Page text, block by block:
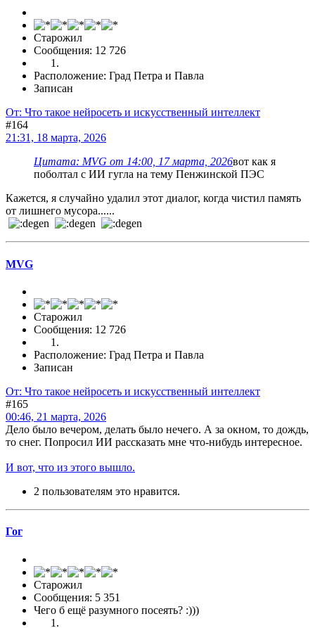
Старожил
Сообщения: 12 726
Расположение: Град Петра и Павла
Записан
От: Что такое нейросеть и искусственный интеллект
#164
21:31, 18 марта, 2026
Цитата: MVG от 14:00, 17 марта, 2026вот как я
поболтал с ИИ гугла на тему Пенжинской ПЭС
Кажется, я случайно удалил этот диалог, когда чистил память
от лишнего мусора......
MVG
Старожил
Сообщения: 12 726
Расположение: Град Петра и Павла
Записан
От: Что такое нейросеть и искусственный интеллект
#165
00:46, 21 марта, 2026
Дело было вечером, делать было нечего. А за окном, то дождь,
то снег. Попросил ИИ рассказать мне что-нибудь интересное.
И вот, что из этого вышло.
2 пользователям это нравится.
Гог
Старожил
Сообщения: 5 351
Чего б ещё разумного посеять? :)))